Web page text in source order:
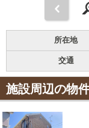
所在地
交通
施設周辺の物